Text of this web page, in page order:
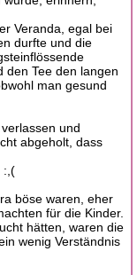
Veranda, egal bei
durfte und die
den Tee den langen
man gesund
und
abgeholt, dass
:,(
böse waren, eher
für die Kinder.
hätten, waren die
wenig Verständnis